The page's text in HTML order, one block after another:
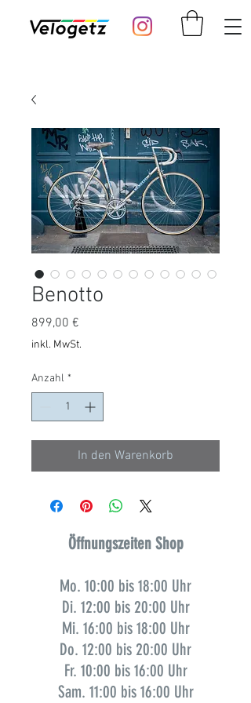
Benotto
899,00 €
inkl. MwSt.
Anzahl *
In den Warenkorb
Öffnungszeiten Shop
Mo. 10:00 bis 18:00 Uhr
Di. 12:00 bis 20:00 Uhr
Mi. 16:00 bis 18:00 Uhr
Do. 12:00 bis 20:00 Uhr
Fr. 10:00 bis 16:00 Uhr
Sam. 11:00 bis 16:00 Uhr